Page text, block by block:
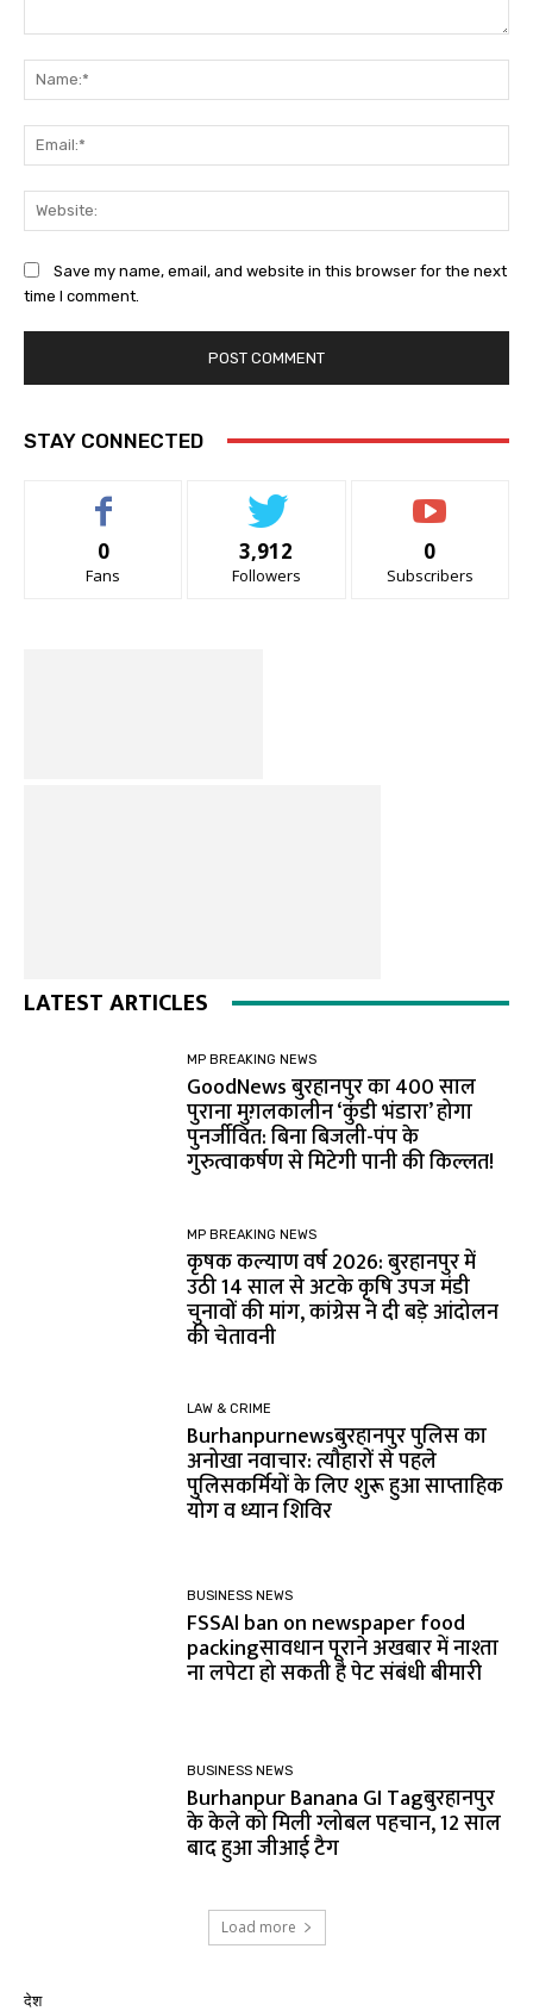
Save my name, email, and website in this browser for the next
time I comment.
STAY CONNECTED
0
Fans
3,912
Followers
0
Subscribers
LATEST ARTICLES
MP BREAKING NEWS
GoodNews बुरहानपुर का 400 साल
पुराना मुग़लकालीन ‘कुंडी भंडारा’ होगा
पुनर्जीवित: बिना बिजली-पंप के
गुरुत्वाकर्षण से मिटेगी पानी की किल्लत!
MP BREAKING NEWS
कृषक कल्याण वर्ष 2026: बुरहानपुर में
उठी 14 साल से अटके कृषि उपज मंडी
चुनावों की मांग, कांग्रेस ने दी बड़े आंदोलन
की चेतावनी
LAW & CRIME
Burhanpurnewsबुरहानपुर पुलिस का
अनोखा नवाचार: त्यौहारों से पहले
पुलिसकर्मियों के लिए शुरू हुआ साप्ताहिक
योग व ध्यान शिविर
BUSINESS NEWS
FSSAI ban on newspaper food
packingसावधान पूराने अखबार में नाश्ता
ना लपेटा हो सकती है पेट संबंधी बीमारी
BUSINESS NEWS
Burhanpur Banana GI Tagबुरहानपुर
के केले को मिली ग्लोबल पहचान, 12 साल
बाद हुआ जीआई टैग
Load more
देश